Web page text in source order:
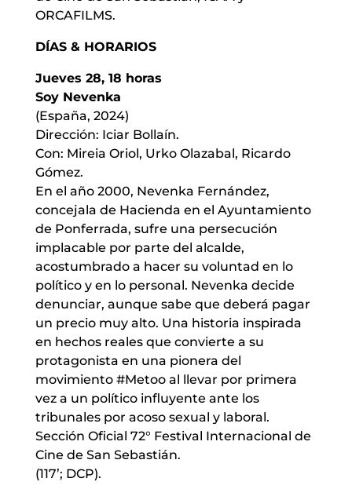
ORCAFILMS.
DÍAS & HORARIOS
Jueves 28, 18 horas
Soy Nevenka
(España, 2024)
Dirección: Iciar Bollaín.
Con: Mireia Oriol, Urko Olazabal, Ricardo
Gómez.
En el año 2000, Nevenka Fernández,
concejala de Hacienda en el Ayuntamiento
de Ponferrada, sufre una persecución
implacable por parte del alcalde,
acostumbrado a hacer su voluntad en lo
político y en lo personal. Nevenka decide
denunciar, aunque sabe que deberá pagar
un precio muy alto. Una historia inspirada
en hechos reales que convierte a su
protagonista en una pionera del
movimiento #Metoo al llevar por primera
vez a un político influyente ante los
tribunales por acoso sexual y laboral.
Sección Oficial 72° Festival Internacional de
Cine de San Sebastián.
(117’; DCP).